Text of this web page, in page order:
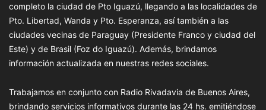
completo la ciudad de Pto Iguazú, llegando a las localidades de
Pto. Libertad, Wanda y Pto. Esperanza, así también a las
ciudades vecinas de Paraguay (Presidente Franco y ciudad del
Este) y de Brasil (Foz do Iguazú). Además, brindamos
información actualizada en nuestras redes sociales.
Trabajamos en conjunto con Radio Rivadavia de Buenos Aires,
brindando servicios informativos durante las 24 hs. emitiéndose